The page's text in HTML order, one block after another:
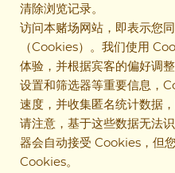
清除浏览记录。
访问本赌场网站，即表示您
（Cookies）。我们使用
体验，并根据宾客的偏好调
设置和筛选器等重要信息，
速度，并收集匿名统计数据
请注意，基于这些数据无法
器会自动接受 Cookies，但
Cookies。